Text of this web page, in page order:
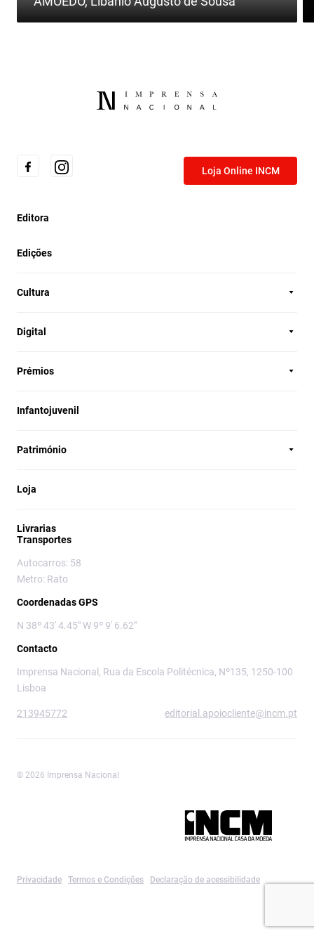
Loja Online INCM
Editora
Edições
Cultura
Digital
Prémios
Infantojuvenil
Património
Loja
Livrarias
Transportes
Autocarros: 58
Metro: Rato
Coordenadas GPS
N 38º 43' 4.45" W 9º 9' 6.62"
Contacto
Imprensa Nacional, Rua da Escola Politécnica, Nº135, 1250-100
Lisboa
213945772 editorial.apoiocliente@incm.pt
© 2026 Imprensa Nacional
Privacidade Termos e Condições Declaração de acessibilidade